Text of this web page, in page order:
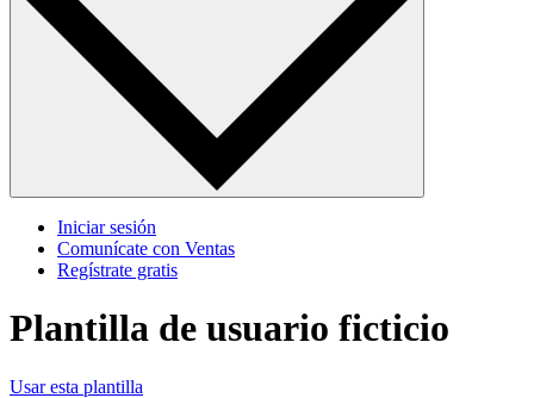
Iniciar sesión
Comunícate con Ventas
Regístrate gratis
Plantilla de usuario ficticio
Usar esta plantilla